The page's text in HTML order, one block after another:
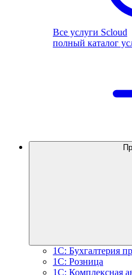
Все услуги Scloud
полный каталог
1С: Бухгалтерия
1С: Розница
1С: Комплексная